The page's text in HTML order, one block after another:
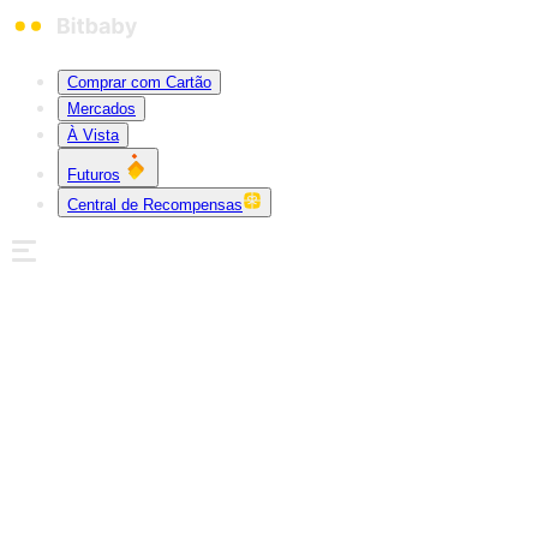
Comprar com Cartão
Mercados
À Vista
Futuros
Central de Recompensas